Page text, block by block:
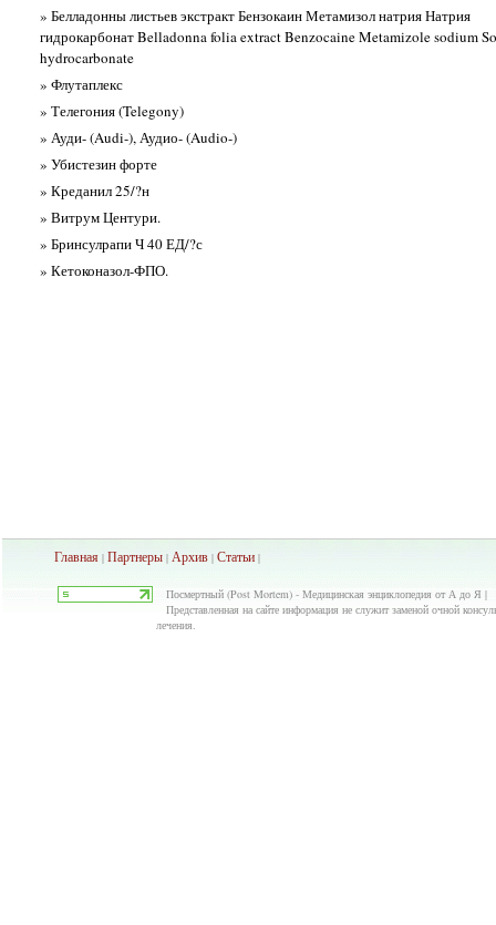
» Белладонны листьев экстракт Бензокаин Метамизол натрия Натрия
гидрокарбонат Belladonna folia extract Benzocaine Metamizole sodium
hydrocarbonate
» Флутаплекс
» Телегония (Telegony)
» Ауди- (Audi-), Аудио- (Audio-)
» Убистезин форте
» Креданил 25/?н
» Витрум Центури.
» Бринсулрапи Ч 40 ЕД/?с
» Кетоконазол-ФПО.
Главная | Партнеры | Архив | Статьи |
Посмертный (Post Mortem) - Медицинская энциклопедия от А до Я |
Представленная на сайте информация не служит заменой очной
лечения.